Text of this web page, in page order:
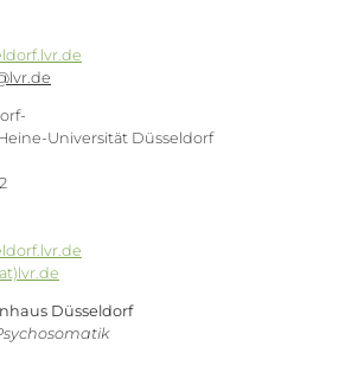
Universität Düsseldorf
Düsseldorf